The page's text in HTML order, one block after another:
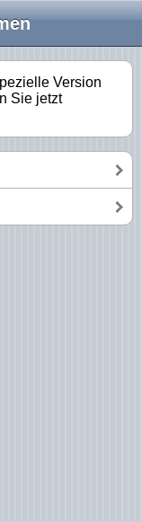
Version
Sie jetzt